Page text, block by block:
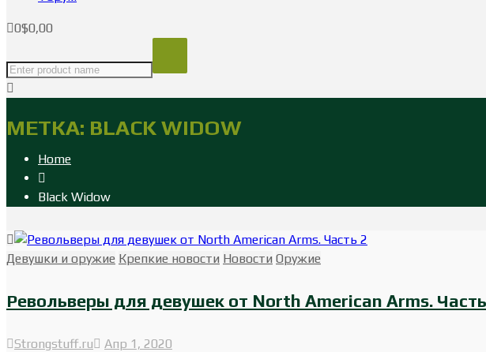
0$0,00
МЕТКА: BLACK WIDOW
Home
Black Widow
Девушки и оружие Крепкие новости Новости Оружие
Револьверы для девушек от North American Arms.
Strongstuff.ru Апр 1, 2020